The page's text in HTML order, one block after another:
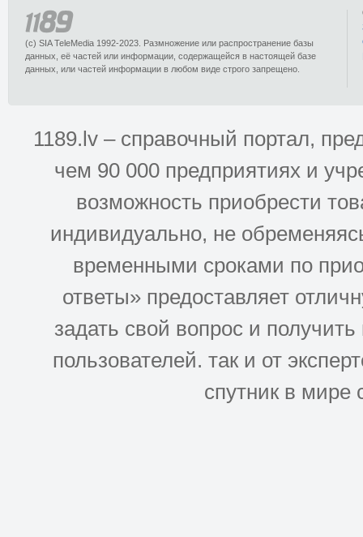
(c) SIA TeleMedia 1992-2023. Размножение или распространение базы
данных, её частей или информации, содержащейся в настоящей базе
данных, или частей информации в любом виде строго запрещено.
1189.lv – справочный портал,
чем 90 000 предприятиях и
возможность приобрести
индивидуально, не
временными сроками по
ответы» предоставляет
задать свой вопрос и
пользователей. так и от
спутник в